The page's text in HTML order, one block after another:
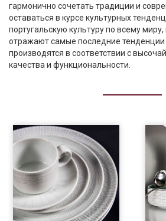
гармонично сочетать традиции и
оставаться в курсе культурных
португальскую культуру по всему
отражают самые последние тенденции
производятся в соответствии с
качества и функциональности.